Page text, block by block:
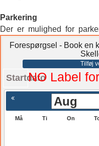
Parkering
Der er mulighed for
Forespørgsel - Book en
Tilføj
StartdatoNO Label
Må Ti On